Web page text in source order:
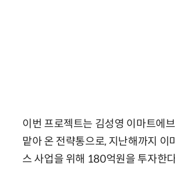
이번 프로젝트는 김성영 이마트에
맡아 온 전략통으로, 지난해까지
스 사업을 위해 180억원을 투자한